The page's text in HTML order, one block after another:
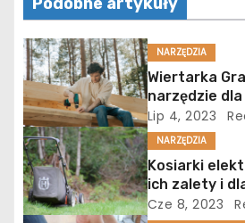
a
c
j
a
w
p
NARZĘDZIA
Wiertarka
narzędzie
Lip 4, 2023
NARZĘDZIA
Kosiarki
ich zalety i
wybrać?
Cze 8, 2023